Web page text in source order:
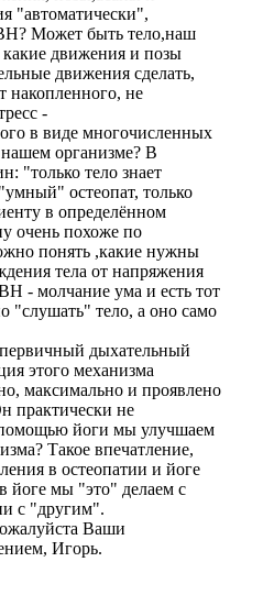
"автоматически",
Может быть тело,наш
движения и позы
движения сделать,
накопленного, не
-
в виде многочисленных
организме? В
"только тело знает
остеопат, только
в определённом
очень похоже по
понять ,какие нужны
тела от напряжения
- молчание ума и есть тот
"слушать" тело, а оно само
дыхательный
этого механизма
максимально и проявлено
практически не
йоги мы улучшаем
Такое впечатление,
в остеопатии и йоге
йоге мы "это" делаем с
с "другим".
Ваши
Игорь.